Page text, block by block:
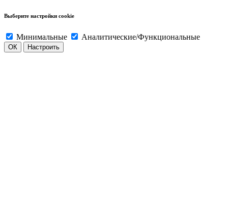
Выберите настройки cookie
Минимальные Аналитические/Функциональные
ОК Настроить